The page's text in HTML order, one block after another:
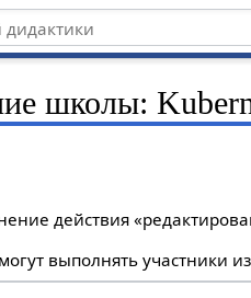
школы:
действия
выполнять участники